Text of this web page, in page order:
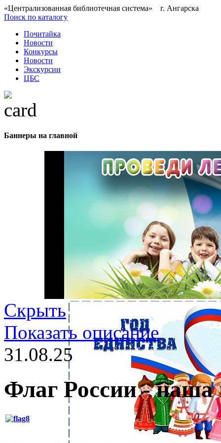
«Централизованная библиотечная система» г. Ангарска
Поиск по каталогу
Почитайка
Новости
Конкурсы
Новости
Экскурсии
ЦБС
Баннеры на главной
Скрыть
Показать описание
31.08.25
Флаг России - наша